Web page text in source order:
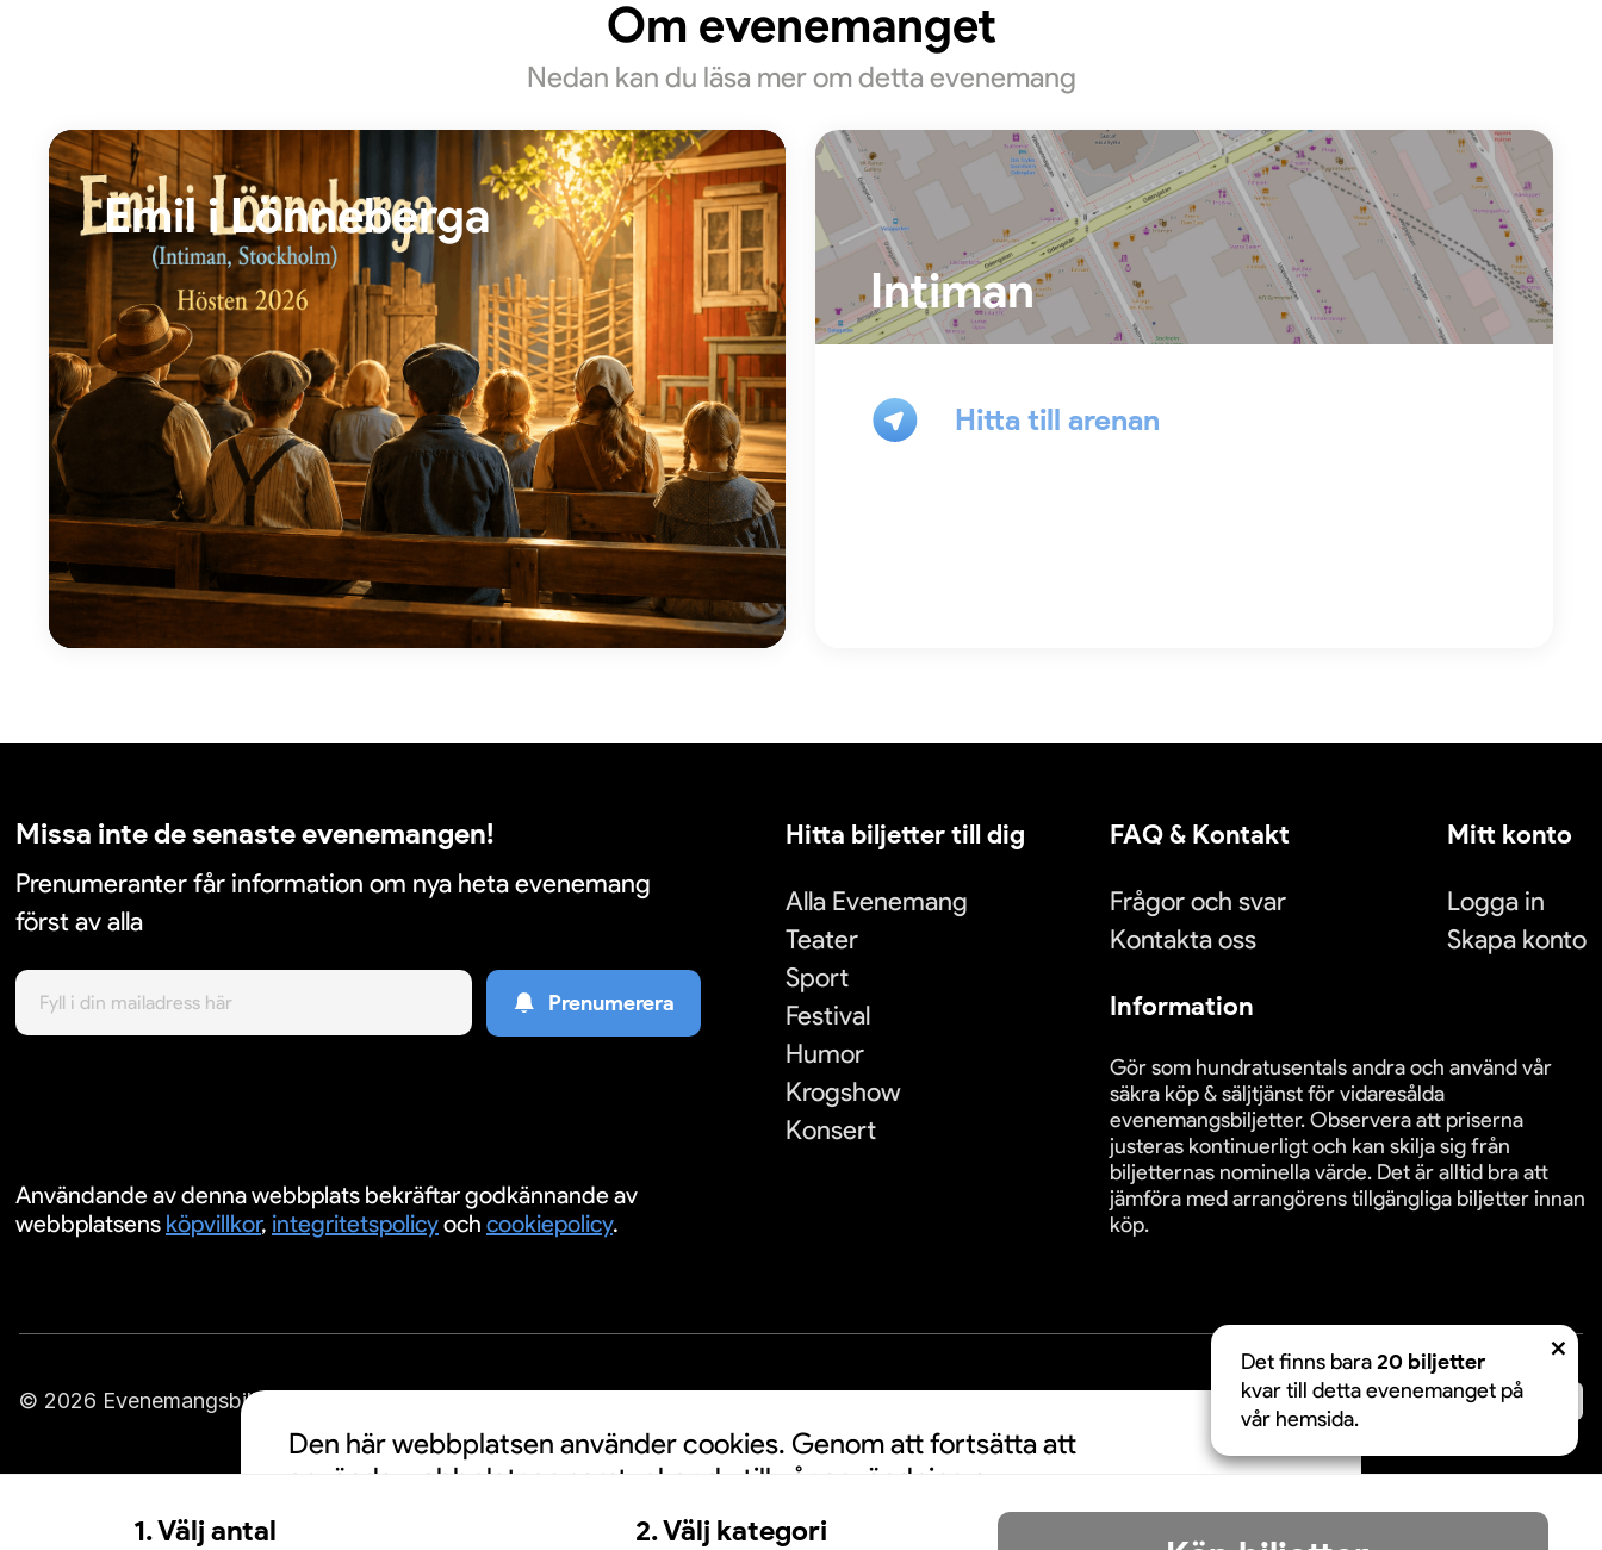
Om evenemanget
Nedan kan du läsa mer om detta evenemang
Intiman
Hitta till arenan
Emil i Lönneberga
1. Välj antal 2. Välj kategori
Det finns bara20 biljetter
kvar till detta evenemanget på
vår hemsida.
Missa inte de senaste evenemangen!
Prenumeranter får information om nya heta evenemang
först av alla
Prenumerera
Användande av denna webbplats bekräftar godkännande av
webbplatsens köpvillkor, integritetspolicyoch cookiepolicy.
Hitta biljetter till dig
Alla Evenemang
Teater
Sport
Festival
Humor
Krogshow
Konsert
FAQ & Kontakt
Frågor och svar
Kontakta oss
Mitt konto
Logga in
Skapa konto
Information
Gör som hundratusentals andra och använd vår
säkra köp & säljtjänst för vidaresålda
evenemangsbiljetter. Observera att priserna
justeras kontinuerligt och kan skilja sig från
biljetternas nominella värde. Det är alltid bra att
jämföra med arrangörens tillgängliga biljetter innan
köp.
© 2026 Evenemangsbiljetter.se
Den här webbplatsen använder cookies. Genom att fortsätta att
använda webbplatsen samtycker du till vår användning av
cookies och att dina personuppgifter kan användas för
Acceptera